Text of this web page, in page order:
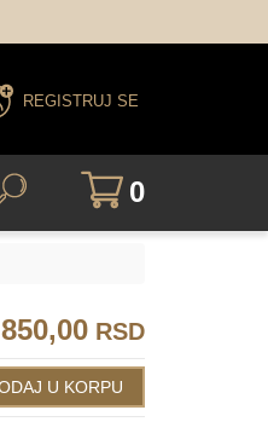
REGISTRUJ SE
0
850,00 RSD